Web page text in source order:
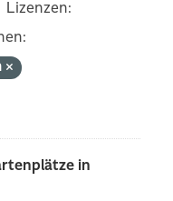
Lizenzen:
in